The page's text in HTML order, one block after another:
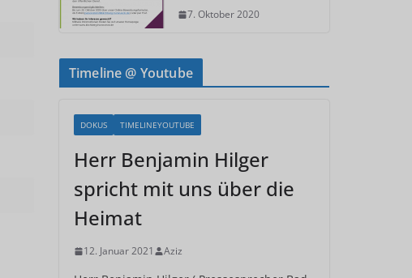
7. Oktober 2020
Timeline @ Youtube
DOKUS TIMELINEYOUTUBE
Herr Benjamin Hilger
spricht mit uns über die
Heimat
12. Januar 2021 Aziz